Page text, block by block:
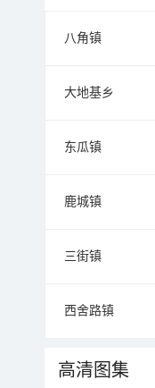
八角镇
大地基乡
东瓜镇
鹿城镇
三街镇
西舍路镇
高清图集